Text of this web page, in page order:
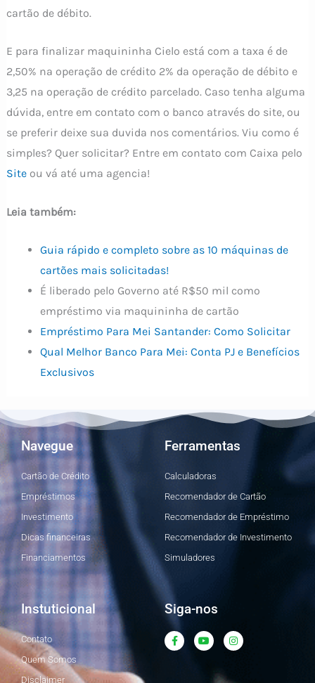
cartão de débito.
E para finalizar maquininha Cielo está com a taxa é de
2,50% na operação de crédito 2% da operação de débito e
3,25 na operação de crédito parcelado. Caso tenha alguma
dúvida, entre em contato com o banco através do site, ou
se preferir deixe sua duvida nos comentários. Viu como é
simples? Quer solicitar? Entre em contato com Caixa pelo
Siteou vá até uma agencia!
Leia também:
Guia rápido e completo sobre as 10 máquinas de
cartões mais solicitadas!
É liberado pelo Governo até R$50 mil como
empréstimo via maquininha de cartão
Empréstimo Para Mei Santander: Como Solicitar
Qual Melhor Banco Para Mei: Conta PJ e Benefícios
Exclusivos
Navegue
Cartão de Crédito
Empréstimos
Investimento
Dicas financeiras
Financiamentos
Ferramentas
Calculadoras
Recomendador de Cartão
Recomendador de Empréstimo
Recomendador de Investimento
Simuladores
Instuticional
Contato
Quem Somos
Disclaimer
Siga-nos
F
a
c
Y
o
u
I
n
s